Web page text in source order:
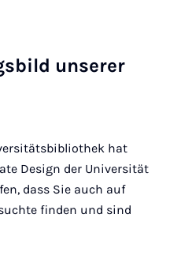
un­se­rer
hat
Design der Universität
dass Sie auch auf
finden und sind